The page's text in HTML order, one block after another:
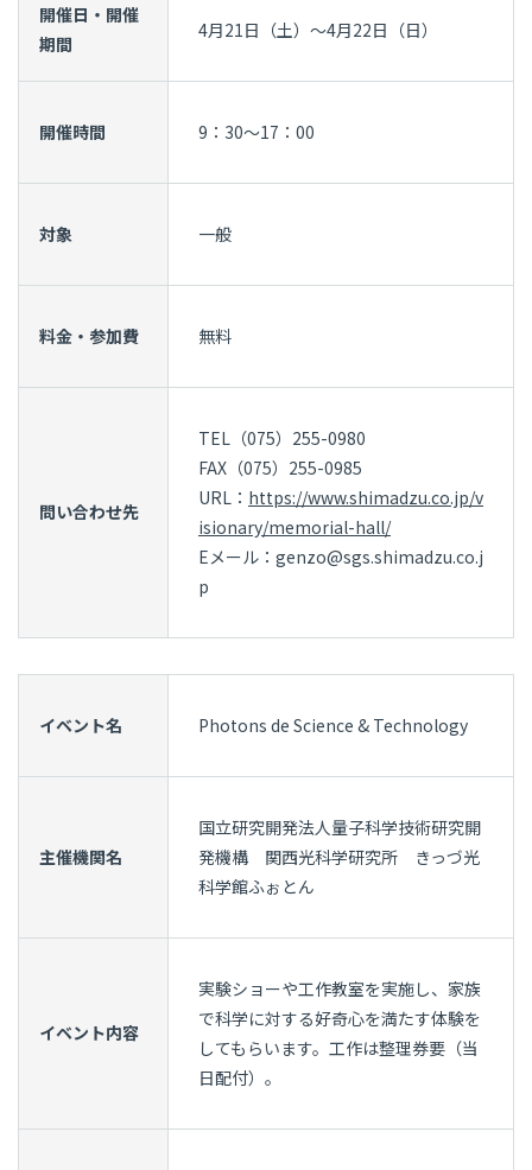
開催日・開催
期間
4月21日（土）～4月22日（日）
開催時間 9：30～17：00
対象 一般
料金・参加費 無料
問い合わせ先
TEL（075）255-0980
FAX（075）255-0985
URL： https://www.shimadzu.co.jp/v
isionary/memorial-hall/
Eメール：genzo@sgs.shimadzu.co.j
p
イベント名 Photons de Science & Technology
主催機関名
国立研究開発法人量子科学技術研究開
発機構 関西光科学研究所 きっづ光
科学館ふぉとん
イベント内容
実験ショーや工作教室を実施し、家族
で科学に対する好奇心を満たす体験を
してもらいます。工作は整理券要（当
日配付）。